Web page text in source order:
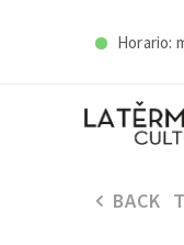
Horario:
BACK